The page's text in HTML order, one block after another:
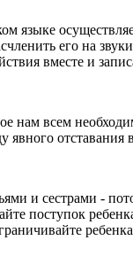
его на
вместе и
нам всем
отставания
и сестрами -
поступок